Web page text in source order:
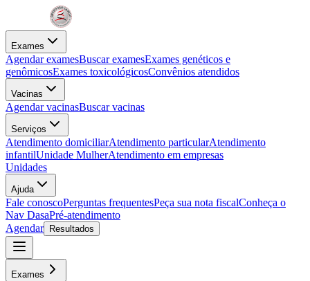
Exames
Agendar examesBuscar examesExames genéticos e
genômicosExames toxicológicosConvênios atendidos
Vacinas
Agendar vacinasBuscar vacinas
Serviços
Atendimento domiciliarAtendimento particularAtendimento
infantilUnidade MulherAtendimento em empresas
Unidades
Ajuda
Fale conoscoPerguntas frequentesPeça sua nota fiscalConheça o
Nav DasaPré-atendimento
Agendar
Resultados
Exames